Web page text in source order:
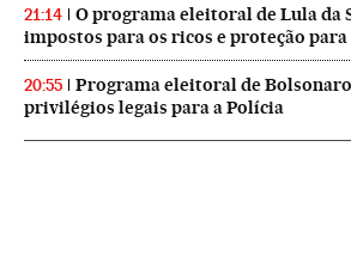
21:14
O programa eleitoral de Lula da
impostos para os ricos e proteção
20:55
Programa eleitoral de
privilégios legais para a Polícia